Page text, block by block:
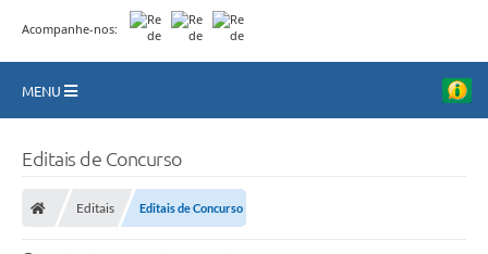
Acompanhe-nos:
MENU
Editais de Concurso
Editais Editais de Concurso